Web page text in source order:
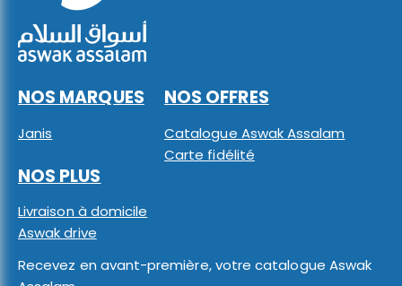
NOS MARQUES
Janis
NOS OFFRES
Catalogue Aswak Assalam
Carte fidélité
NOS PLUS
Livraison à domicile
Aswak drive
Recevez en avant-première, votre catalogue Aswak